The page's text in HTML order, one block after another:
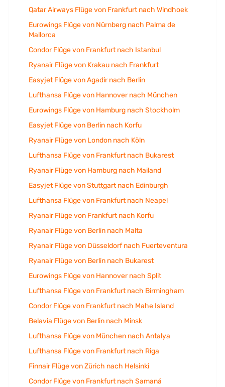
Qatar Airways Flüge von Frankfurt nach Windhoek
Eurowings Flüge von Nürnberg nach Palma de
Mallorca
Condor Flüge von Frankfurt nach Istanbul
Ryanair Flüge von Krakau nach Frankfurt
Easyjet Flüge von Agadir nach Berlin
Lufthansa Flüge von Hannover nach München
Eurowings Flüge von Hamburg nach Stockholm
Easyjet Flüge von Berlin nach Korfu
Ryanair Flüge von London nach Köln
Lufthansa Flüge von Frankfurt nach Bukarest
Ryanair Flüge von Hamburg nach Mailand
Easyjet Flüge von Stuttgart nach Edinburgh
Lufthansa Flüge von Frankfurt nach Neapel
Ryanair Flüge von Frankfurt nach Korfu
Ryanair Flüge von Berlin nach Malta
Ryanair Flüge von Düsseldorf nach Fuerteventura
Ryanair Flüge von Berlin nach Bukarest
Eurowings Flüge von Hannover nach Split
Lufthansa Flüge von Frankfurt nach Birmingham
Condor Flüge von Frankfurt nach Mahe Island
Belavia Flüge von Berlin nach Minsk
Lufthansa Flüge von München nach Antalya
Lufthansa Flüge von Frankfurt nach Riga
Finnair Flüge von Zürich nach Helsinki
Condor Flüge von Frankfurt nach Samaná